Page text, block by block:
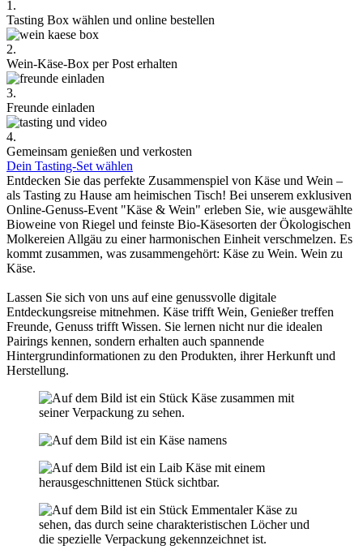
1.
Tasting Box wählen und online bestellen
2.
Wein-Käse-Box per Post erhalten
3.
Freunde einladen
4.
Gemeinsam genießen und verkosten
Dein Tasting-Set wählen
Entdecken Sie das perfekte Zusammenspiel von Käse und Wein –
als Tasting zu Hause am heimischen Tisch! Bei unserem exklusiven
Online-Genuss-Event "Käse & Wein" erleben Sie, wie ausgewählte
Bioweine von Riegel und feinste Bio-Käsesorten der Ökologischen
Molkereien Allgäu zu einer harmonischen Einheit verschmelzen. Es
kommt zusammen, was zusammengehört: Käse zu Wein. Wein zu
Käse.
Lassen Sie sich von uns auf eine genussvolle digitale
Entdeckungsreise mitnehmen. Käse trifft Wein, Genießer treffen
Freunde, Genuss trifft Wissen. Sie lernen nicht nur die idealen
Pairings kennen, sondern erhalten auch spannende
Hintergrundinformationen zu den Produkten, ihrer Herkunft und
Herstellung.